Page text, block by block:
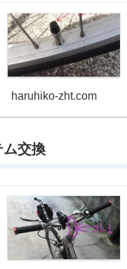
haruhiko-zht.com
ム交換